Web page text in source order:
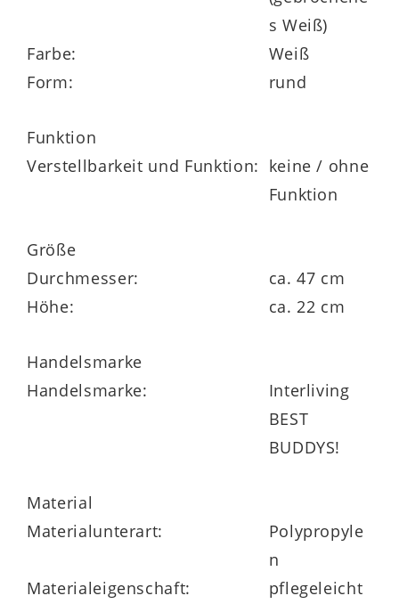
s Weiß)
Farbe:
Weiß
Form:
rund
Funktion
Verstellbarkeit und Funktion: keine / ohne
Funktion
Größe
Durchmesser:
ca. 47 cm
Höhe:
ca. 22 cm
Handelsmarke
Handelsmarke:
Interliving
BEST
BUDDYS!
Material
Materialunterart:
Polypropyle
n
Materialeigenschaft:
pflegeleicht